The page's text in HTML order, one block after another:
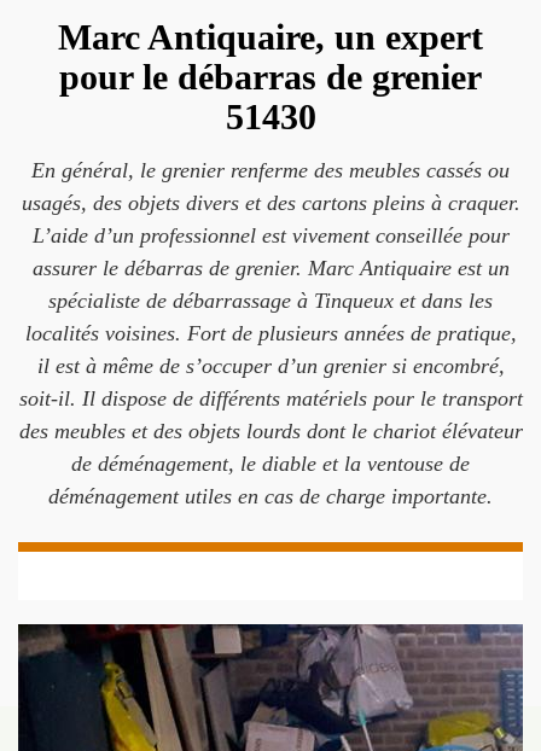
Marc Antiquaire, un expert
pour le débarras de grenier
51430
En général, le grenier renferme des meubles cassés ou
usagés, des objets divers et des cartons pleins à craquer.
L’aide d’un professionnel est vivement conseillée pour
assurer le débarras de grenier. Marc Antiquaire est un
spécialiste de débarrassage à Tinqueux et dans les
localités voisines. Fort de plusieurs années de pratique,
il est à même de s’occuper d’un grenier si encombré,
soit-il. Il dispose de différents matériels pour le transport
des meubles et des objets lourds dont le chariot élévateur
de déménagement, le diable et la ventouse de
déménagement utiles en cas de charge importante.